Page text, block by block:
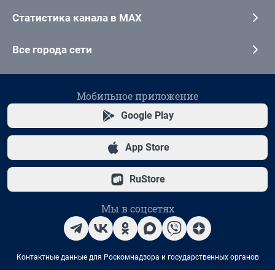
Статистика канала в MAX
Все города сети
Мобильное приложение
Google Play
App Store
RuStore
Мы в соцсетях
Контактные данные для Роскомнадзора и государственных органов